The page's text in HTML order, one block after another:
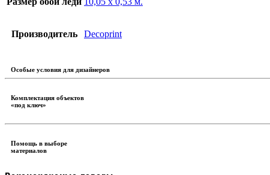
Производитель Decoprint
Особые условия для дизайнеров
Комплектация объектов
«под ключ»
Помощь в выборе
материалов